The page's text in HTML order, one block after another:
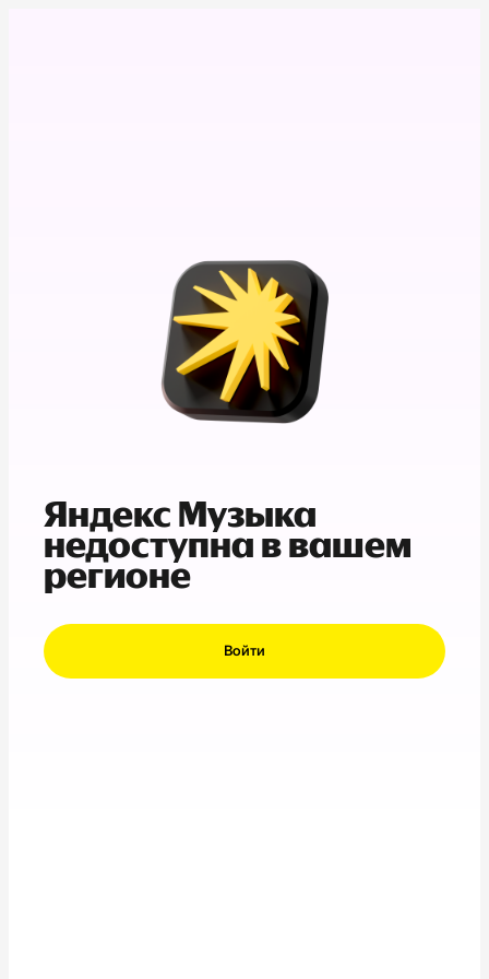
Яндекс Музыка
недоступна в вашем
регионе
Войти